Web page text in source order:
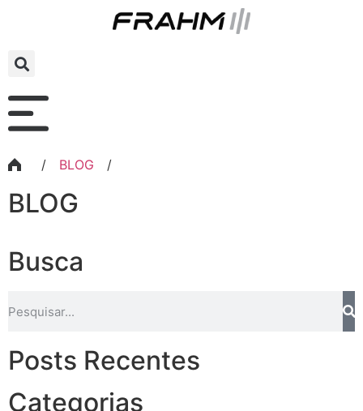
/ BLOG /
BLOG
Busca
Posts Recentes
Categorias